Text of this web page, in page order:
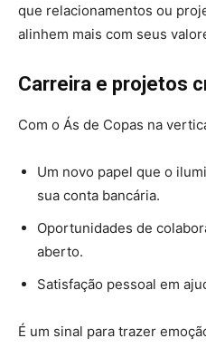
que relacionamentos ou
alinhem mais com seus
Carreira e projetos
Com o Ás de Copas na
Um novo papel que o
sua conta bancária.
Oportunidades de
aberto.
Satisfação pessoal em
É um sinal para trazer